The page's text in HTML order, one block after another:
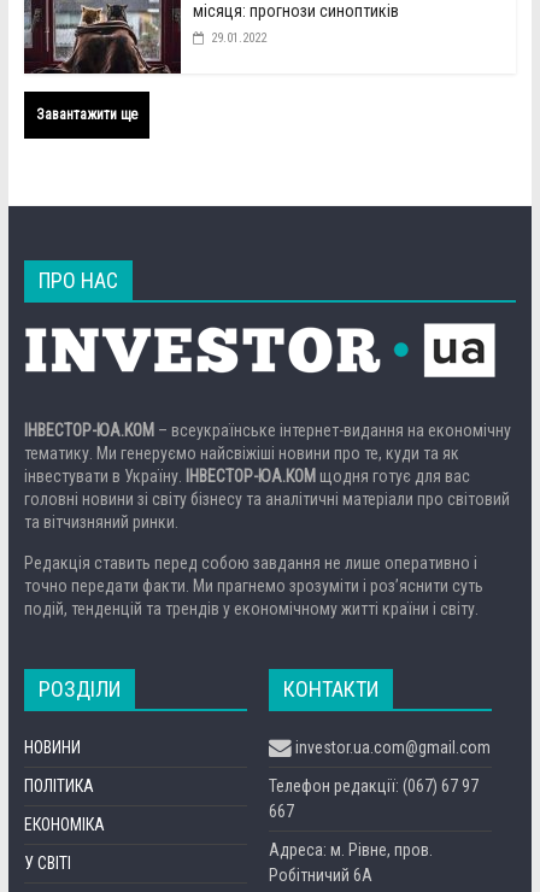
місяця: прогнози синоптиків
29.01.2022
Завантажити ще
ПРО НАС
ІНВЕСТОР-ЮА.КОМ – всеукраїнське інтернет-видання на економічну
тематику. Ми генеруємо найсвіжіші новини про те, куди та як
інвестувати в Україну. ІНВЕСТОР-ЮА.КОМ щодня готує для вас
головні новини зі світу бізнесу та аналітичні матеріали про світовий
та вітчизняний ринки.
Редакція ставить перед собою завдання не лише оперативно і
точно передати факти. Ми прагнемо зрозуміти і роз’яснити суть
подій, тенденцій та трендів у економічному житті країни і світу.
РОЗДІЛИ
НОВИНИ
ПОЛІТИКА
ЕКОНОМІКА
У СВІТІ
КОНТАКТИ
investor.ua.com@gmail.com
Телефон редакції: (067) 67 97
667
Адреса: м. Рівне, пров.
Робітничий 6А